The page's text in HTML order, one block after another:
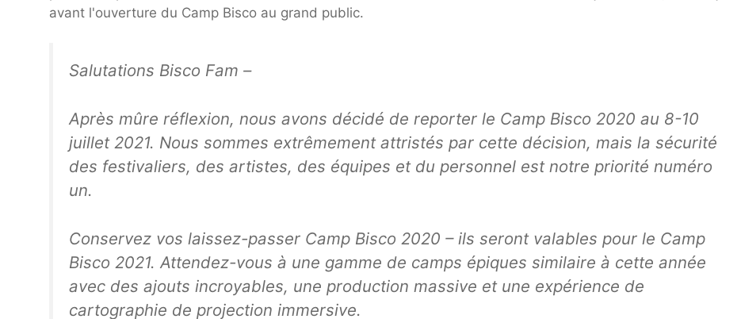
avant l'ouverture du Camp Bisco au grand public.
Salutations Bisco Fam –
Après mûre réflexion, nous avons décidé de reporter le Camp Bisco 2020 au 8-10
juillet 2021. Nous sommes extrêmement attristés par cette décision, mais la sécurité
des festivaliers, des artistes, des équipes et du personnel est notre priorité numéro
un.
Conservez vos laissez-passer Camp Bisco 2020 – ils seront valables pour le Camp
Bisco 2021. Attendez-vous à une gamme de camps épiques similaire à cette année
avec des ajouts incroyables, une production massive et une expérience de
cartographie de projection immersive.